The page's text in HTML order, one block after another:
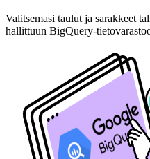
Valitsemasi taulut ja sarakkeet
hallittuun BigQuery-